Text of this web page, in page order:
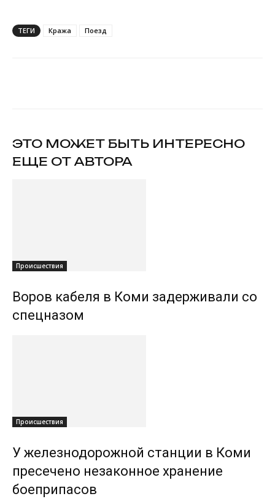
ТЕГИ Кража Поезд
ЭТО МОЖЕТ БЫТЬ ИНТЕРЕСНО
ЕЩЕ ОТ АВТОРА
Происшествия
Воров кабеля в Коми задерживали со
спецназом
Происшествия
У железнодорожной станции в Коми
пресечено незаконное хранение
боеприпасов